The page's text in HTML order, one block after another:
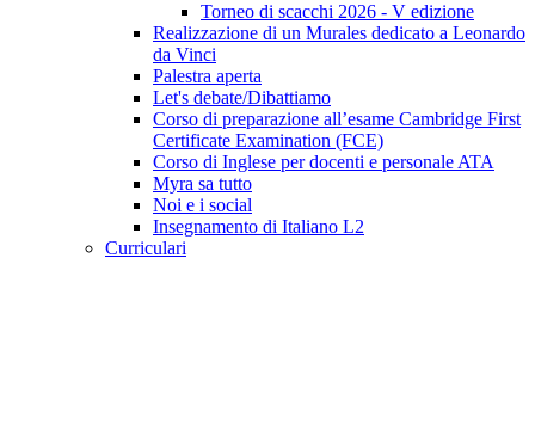
Torneo di scacchi 2026 - V edizione
Realizzazione di un Murales dedicato a Leonardo
da Vinci
Palestra aperta
Let's debate/Dibattiamo
Corso di preparazione all’esame Cambridge First
Certificate Examination (FCE)
Corso di Inglese per docenti e personale ATA
Myra sa tutto
Noi e i social
Insegnamento di Italiano L2
Curriculari